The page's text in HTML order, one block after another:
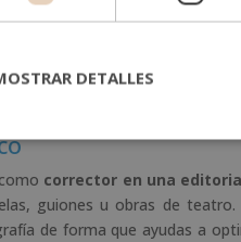
puedes dedicarte a la
informativa, y la calidad
enfocar su trabajo
corrector en una
guiones u obras de teatro.
de forma que ayudas a
DETALLES